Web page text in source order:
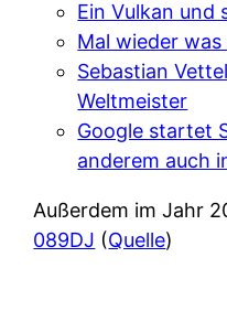
Ein Vulkan und
Mal wieder
Sebastian
Weltmeister
Google startet
anderem auch
Außerdem im Jahr
089DJ (Quelle)